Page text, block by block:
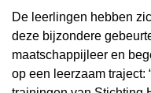
De leerlingen hebben
deze bijzondere
maatschappijleer en
op een leerzaam traject: